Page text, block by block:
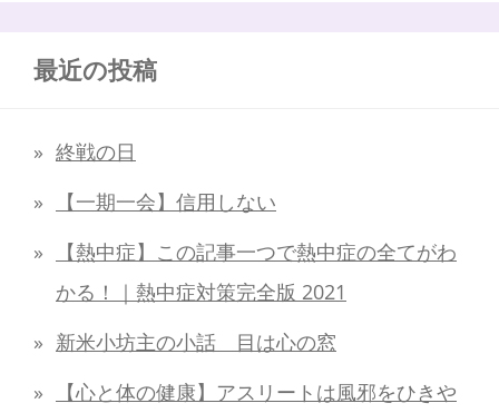
最近の投稿
終戦の日
【一期一会】信用しない
【熱中症】この記事一つで熱中症の全てがわ
かる！｜熱中症対策完全版 2021
新米小坊主の小話 目は心の窓
【心と体の健康】アスリートは風邪をひきや